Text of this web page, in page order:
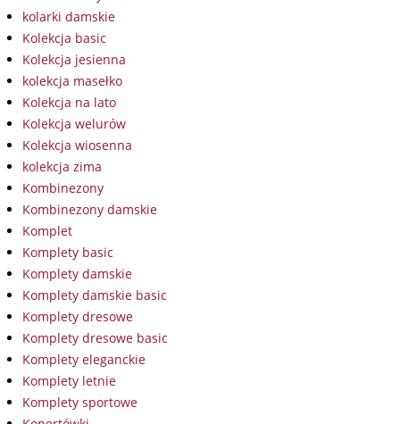
kolarki damskie
Kolekcja basic
Kolekcja jesienna
kolekcja masełko
Kolekcja na lato
Kolekcja welurów
Kolekcja wiosenna
kolekcja zima
Kombinezony
Kombinezony damskie
Komplet
Komplety basic
Komplety damskie
Komplety damskie basic
Komplety dresowe
Komplety dresowe basic
Komplety eleganckie
Komplety letnie
Komplety sportowe